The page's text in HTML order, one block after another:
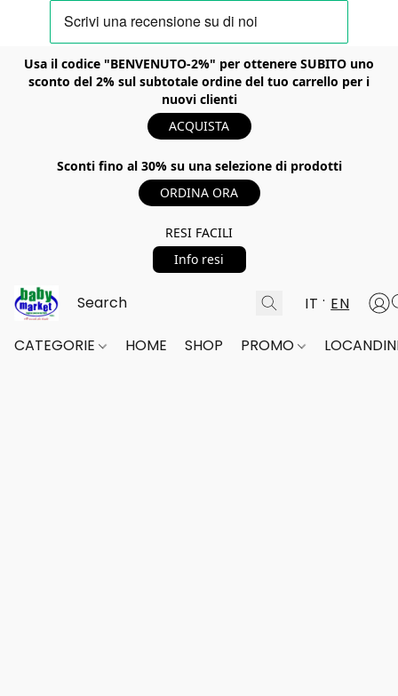
Usa il codice "BENVENUTO-2%" per ottenere SUBITO uno
sconto del 2% sul subtotale ordine del tuo carrello per i
nuovi clienti
ACQUISTA
Sconti fino al 30% su una selezione di prodotti
ORDINA ORA
RESI FACILI
Info resi
IT EN
CATEGORIE HOME SHOP PROMO